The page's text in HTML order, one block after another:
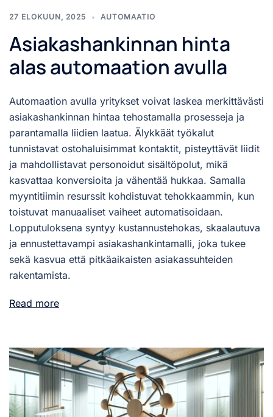
27 ELOKUUN, 2025 AUTOMAATIO
Asiakashankinnan hinta
alas automaation avulla
Automaation avulla yritykset voivat laskea merkittävästi
asiakashankinnan hintaa tehostamalla prosesseja ja
parantamalla liidien laatua. Älykkäät työkalut
tunnistavat ostohaluisimmat kontaktit, pisteyttävät liidit
ja mahdollistavat personoidut sisältöpolut, mikä
kasvattaa konversioita ja vähentää hukkaa. Samalla
myyntitiimin resurssit kohdistuvat tehokkaammin, kun
toistuvat manuaaliset vaiheet automatisoidaan.
Lopputuloksena syntyy kustannustehokas, skaalautuva
ja ennustettavampi asiakashankintamalli, joka tukee
sekä kasvua että pitkäaikaisten asiakassuhteiden
rakentamista.
Read more